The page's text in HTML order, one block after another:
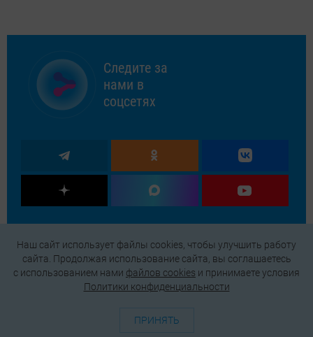
Следите за
нами в
соцсетях
Наш сайт использует файлы cookies, чтобы улучшить работу
сайта. Продолжая использование сайта, вы соглашаетесь
c использованием нами файлов cookies и принимаете условия
Политики конфиденциальности
ПРИНЯТЬ